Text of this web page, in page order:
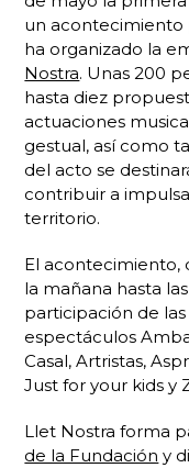
un acontecimiento
ha organizado la
Nostra. Unas 200
hasta diez
actuaciones
gestual, así como
del acto se
contribuir a
territorio.
El acontecimiento,
la mañana hasta
participación de
espectáculos
Casal, Artristas,
Just for your kids y
Llet Nostra forma
de la Fundación y